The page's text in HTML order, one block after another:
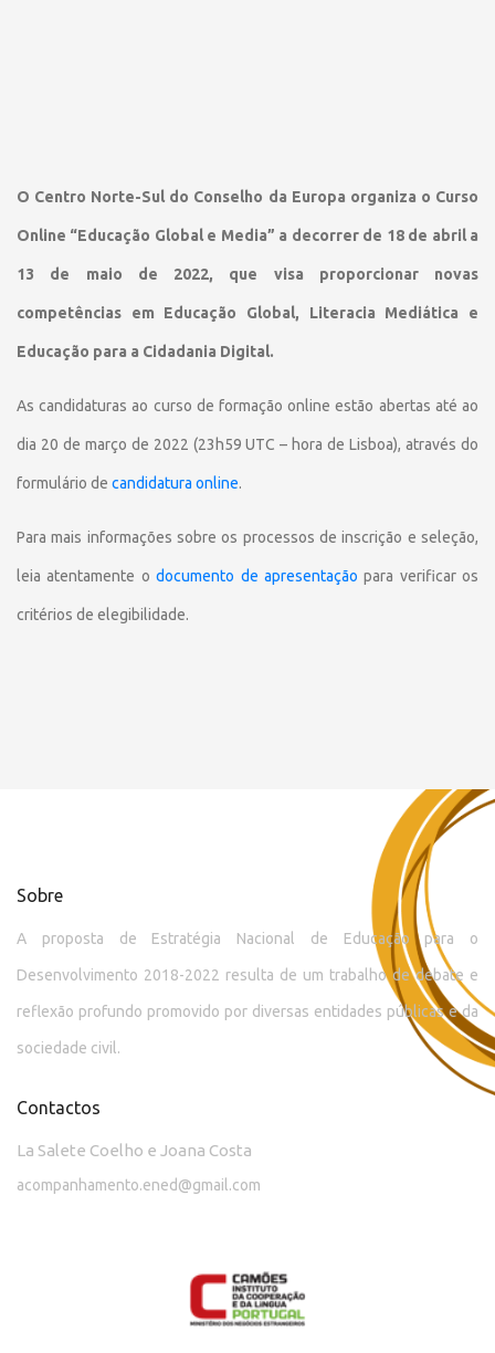
O Centro Norte-Sul do Conselho da Europa organiza o Curso
Online “Educação Global e Media” a decorrer de 18 de abril a
13 de maio de 2022, que visa proporcionar novas
competências em Educação Global, Literacia Mediática e
Educação para a Cidadania Digital.
As candidaturas ao curso de formação online estão abertas até ao
dia 20 de março de 2022 (23h59 UTC – hora de Lisboa), através do
formulário de candidatura online.
Para mais informações sobre os processos de inscrição e seleção,
leia atentamente odocumento de apresentação para verificar os
critérios de elegibilidade.
Sobre
A proposta de Estratégia Nacional de Educação para o
Desenvolvimento 2018-2022 resulta de um trabalho de debate e
reflexão profundo promovido por diversas entidades públicas e da
sociedade civil.
Contactos
La Salete Coelho e Joana Costa
acompanhamento.ened@gmail.com